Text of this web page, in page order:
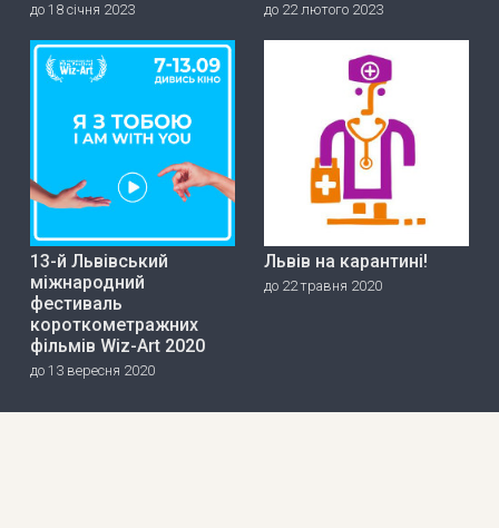
до 18 січня 2023 до 22 лютого 2023
13-й Львівський
міжнародний
фестиваль
короткометражних
фільмів Wiz-Art 2020
до 13 вересня 2020
Львів на карантині!
до 22 травня 2020